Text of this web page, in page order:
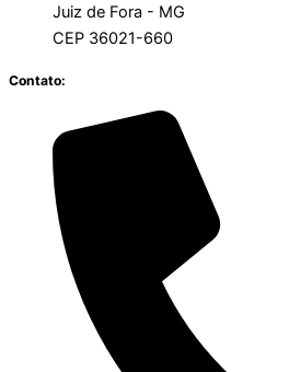
Juiz de Fora - MG
CEP 36021-660
Contato: